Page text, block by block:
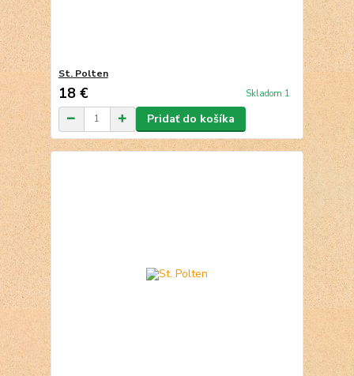
St. Polten
18 € Skladom 1
Pridať do košíka